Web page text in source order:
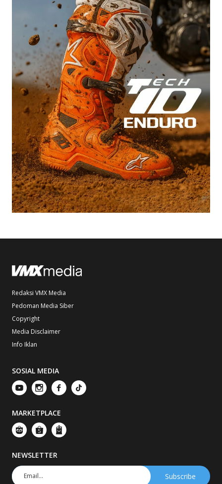
Redaksi VMX Media
Pedoman Media Siber
Copyright
Media Disclaimer
Info Iklan
SOSIAL MEDIA
MARKETPLACE
NEWSLETTER